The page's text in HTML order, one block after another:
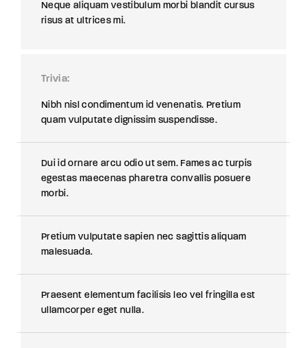
Neque aliquam vestibulum morbi blandit cursus
risus at ultrices mi.
Trivia
Nibh nisl condimentum id venenatis. Pretium
quam vulputate dignissim suspendisse.
Dui id ornare arcu odio ut sem. Fames ac turpis
egestas maecenas pharetra convallis posuere
morbi.
Pretium vulputate sapien nec sagittis aliquam
malesuada.
Praesent elementum facilisis leo vel fringilla est
ullamcorper eget nulla.